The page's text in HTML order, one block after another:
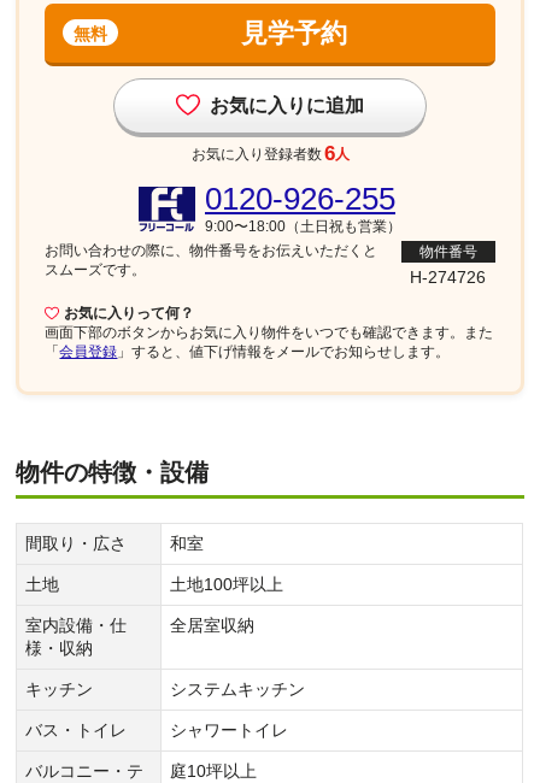
見学予約
無料
お気に入りに追加
お気に入り登録者数6人
お気に入りって何？
画面下部のボタンからお気に入り物件をいつでも確認できます。また
「会員登録 」すると、値下げ情報をメールでお知らせします。
0120-926-255
9:00〜18:00（土日祝も営業）
お問い合わせの際に、物件番号をお伝えいただくと
スムーズです。
物件番号
H-274726
物件の特徴・設備
間取り・広さ 和室
土地 土地100坪以上
室内設備・仕
様・収納
全居室収納
キッチン システムキッチン
バス・トイレ シャワートイレ
バルコニー・テ 庭10坪以上